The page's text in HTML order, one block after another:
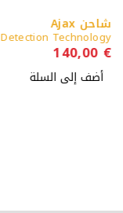
شاحن Ajax
Detection Technology
140,00 €
أضف إلى السلة